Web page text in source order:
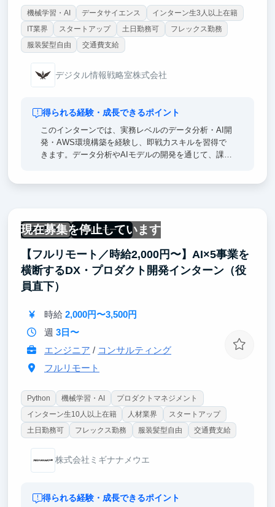
機械学習・AI データサイエンス
インターン生3人以上在籍
IT業界
スタートアップ 土日勤務可
フレックス勤務
服装髪型自由
交通費支給
デジタル情報戦略室株式会社
得られる経験・成長できるポイント
このインターンでは、実務レベルのデータ分析・AI開
発・AWS環境構築を経験し、即戦力スキルを習得で
きます。データ分析やAIモデルの開発を通じて、課題
就活では、「実際に手を動かし、成果を出した経験」
としてアピールでき、他候補者と差別化が可能。技術
適応力や業務理解を深めることで、将来のキャリア成
長にも直結します。
現在募集を停止しています
未経験OK フルリモート
【フルリモート／時給2,000円〜】AI×5事業を
横断するDX・プロダクト開発インターン（役
員直下）
時給 2,000円〜3,500円
週 3日〜
エンジニア / コンサルティング
フルリモート
Python 機械学習・AI
プロダクトマネジメント
インターン生10人以上在籍
人材業界
スタートアップ
土日勤務可
フレックス勤務 服装髪型自由 交通費支給
株式会社ミギナナメウエ
得られる経験・成長できるポイント